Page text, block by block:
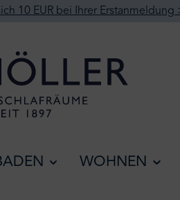
10 EUR bei Ihrer Erstanmeldung
WOHNEN